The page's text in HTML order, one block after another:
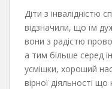
Діти з інвалідністю
відзначили, що їм
вони з радістю
а тим більше серед
усмішки, хороший
вірної діяльності